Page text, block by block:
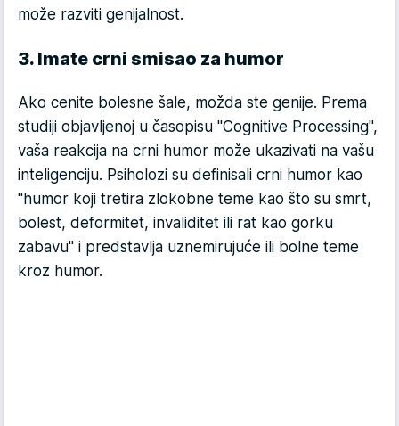
može razviti genijalnost.
3. Imate crni smisao za humor
Ako cenite bolesne šale, možda ste genije. Prema
studiji objavljenoj u časopisu "Cognitive Processing",
vaša reakcija na crni humor može ukazivati na vašu
inteligenciju. Psiholozi su definisali crni humor kao
"humor koji tretira zlokobne teme kao što su smrt,
bolest, deformitet, invaliditet ili rat kao gorku
zabavu" i predstavlja uznemirujuće ili bolne teme
kroz humor.